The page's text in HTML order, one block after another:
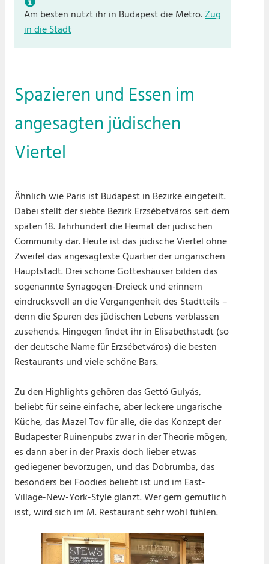
Am besten nutzt ihr in Budapest die Metro.Zug
in die Stadt
Spazieren und Essen im
angesagten jüdischen
Viertel
Ähnlich wie Paris ist Budapest in Bezirke eingeteilt.
Dabei stellt der siebte Bezirk Erzsébetváros seit dem
späten 18. Jahrhundert die Heimat der jüdischen
Community dar. Heute ist das jüdische Viertel ohne
Zweifel das angesagteste Quartier der ungarischen
Hauptstadt. Drei schöne Gotteshäuser bilden das
sogenannte Synagogen-Dreieck und erinnern
eindrucksvoll an die Vergangenheit des Stadtteils –
denn die Spuren des jüdischen Lebens verblassen
zusehends. Hingegen findet ihr in Elisabethstadt (so
der deutsche Name für Erzsébetváros) die besten
Restaurants und viele schöne Bars.
Zu den Highlights gehören das Gettó Gulyás,
beliebt für seine einfache, aber leckere ungarische
Küche, das Mazel Tov für alle, die das Konzept der
Budapester Ruinenpubs zwar in der Theorie mögen,
es dann aber in der Praxis doch lieber etwas
gediegener bevorzugen, und das Dobrumba, das
besonders bei Foodies beliebt ist und im East-
Village-New-York-Style glänzt. Wer gern gemütlich
isst, wird sich im M. Restaurant sehr wohl fühlen.